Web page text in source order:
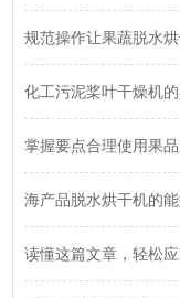
规范操作让果蔬脱水
化工污泥桨叶干燥机
掌握要点合理使用果
海产品脱水烘干机的
读懂这篇文章，轻松